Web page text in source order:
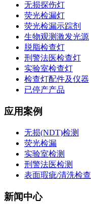
无损探伤灯
荧光检漏灯
荧光检漏示踪剂
生物观测激发光源
脱脂检查灯
刑警法医检查灯
实验室检查灯
检查灯配件及仪器
已停产产品
应用案例
无损(NDT)检测
荧光检漏
实验室检测
刑警法医检测
表面瑕疵/清洗检查
新闻中心